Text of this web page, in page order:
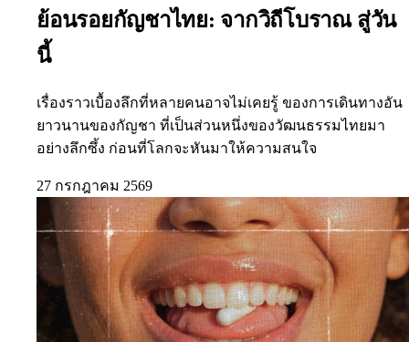
ย้อนรอยกัญชาไทย: จากวิถีโบราณ สู่วัน
นี้
เรื่องราวเบื้องลึกที่หลายคนอาจไม่เคยรู้ ของการเดินทางอัน
ยาวนานของกัญชา ที่เป็นส่วนหนึ่งของวัฒนธรรมไทยมา
อย่างลึกซึ้ง ก่อนที่โลกจะหันมาให้ความสนใจ
27 กรกฎาคม 2569